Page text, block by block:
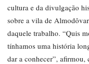
cultura e da divulgação
sobre a vila de
daquele trabalho. “Quis
tínhamos uma história
dar a conhecer”,